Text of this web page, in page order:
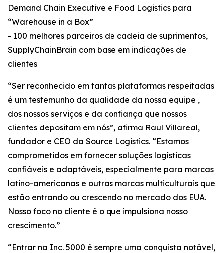
Demand Chain Executive e Food Logistics para
“Warehouse in a Box”
- 100 melhores parceiros de cadeia de suprimentos,
SupplyChainBrain com base em indicações de
clientes
“Ser reconhecido em tantas plataformas respeitadas
é um testemunho da qualidade da nossa equipe ,
dos nossos serviços e da confiança que nossos
clientes depositam em nós”, afirma Raul Villareal,
fundador e CEO da Source Logistics. “Estamos
comprometidos em fornecer soluções logísticas
confiáveis e adaptáveis, especialmente para marcas
latino-americanas e outras marcas multiculturais que
estão entrando ou crescendo no mercado dos EUA.
Nosso foco no cliente é o que impulsiona nosso
crescimento.”
“Entrar na Inc. 5000 é sempre uma conquista notável,